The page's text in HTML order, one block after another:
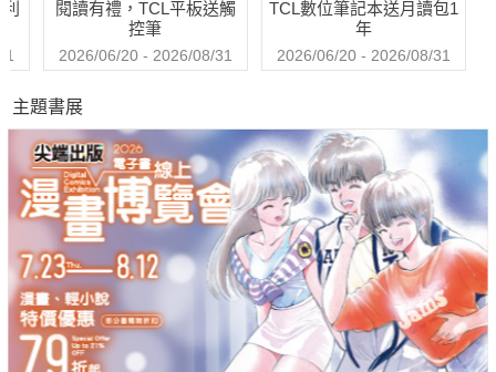
閱讀有禮，TCL平板送觸
控筆
2026/06/20 - 2026/08/31
TCL數位筆記本送月讀包1
年
2026/06/20 - 2026/08/31
主題書展